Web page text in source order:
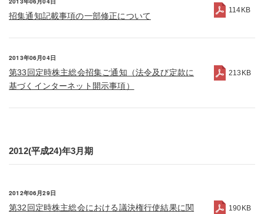
招集通知記載事項の一部修正について
114KB
2013年06月04日
第33回定時株主総会招集ご通知（法令及び定款に
基づくインターネット開示事項）
213KB
2012(平成24)年3月期
2012年06月29日
第32回定時株主総会における議決権行使結果に関
190KB